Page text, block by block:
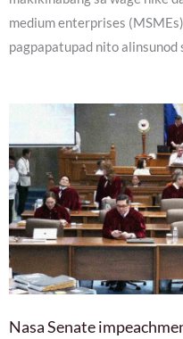
medium enterprises
pagpapatupad nito
Nasa Senate